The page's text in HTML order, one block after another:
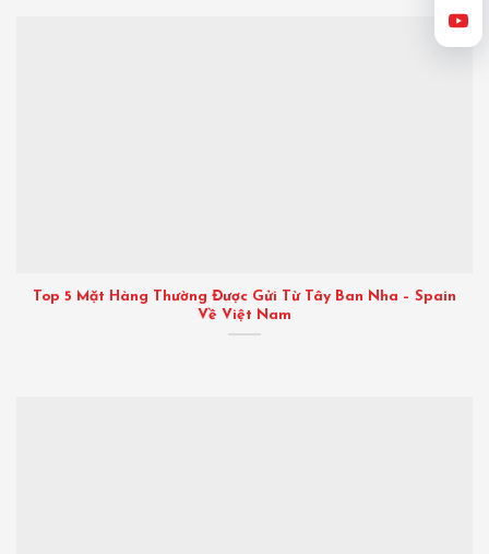
Top 5 Mặt Hàng Thường Được Gửi Từ Tây Ban Nha – Spain
Về Việt Nam